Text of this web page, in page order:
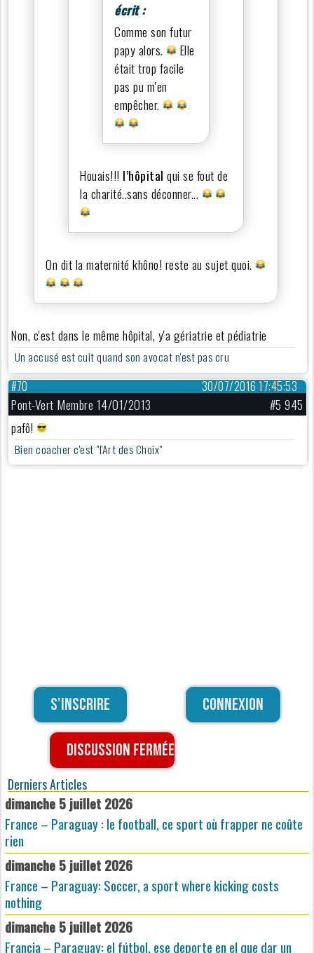
écrit :
Comme son futur
papy alors.
Elle
était trop facile
pas pu m'en
empêcher.
Houais!!! l’hôpital qui se fout de
la charité..sans déconner...
On dit la maternité khôno! reste au sujet quoi.
Non, c'est dans le même hôpital, y'a gériatrie et pédiatrie
Un accusé est cuit quand son avocat n'est pas cru
30/07/2016 17:45:53
#70
Pont-Vert Membre 14/01/2013
#5 945
pafô!
Bien coacher c'est "l'Art des Choix"
S'inscrire Connexion
Discussion fermée
Derniers Articles
dimanche 5 juillet 2026
France – Paraguay : le football, ce sport où frapper ne coûte
rien
dimanche 5 juillet 2026
France – Paraguay: Soccer, a sport where kicking costs
nothing
dimanche 5 juillet 2026
Francia – Paraguay: el fútbol, ese deporte en el que dar un